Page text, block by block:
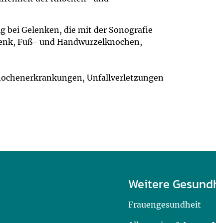
bei Gelenken, die mit der Sonografie
Fuß- und Handwurzelknochen,
Unfallverletzungen
Weitere
Frauengesundheit